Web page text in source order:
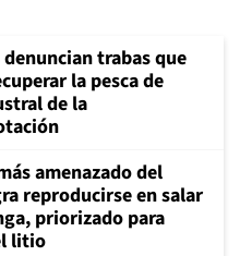
trabas que
la pesca de
de la
amenazado del
reproducirse en salar
priorizado para
litio